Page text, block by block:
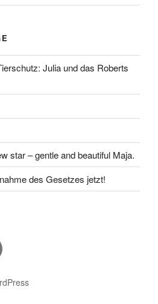
Julia und das Roberts
star – gentle and beautiful Maja.
des Gesetzes jetzt!